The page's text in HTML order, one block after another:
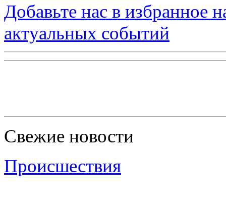
Добавьте нас в избранное
актуальных событий
Свежие новости
Происшествия